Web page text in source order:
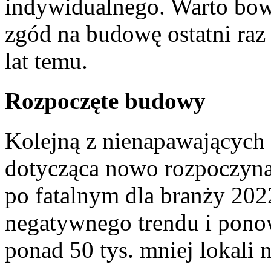
indywidualnego. Warto
zgód na budowę ostatni
lat temu.
Rozpoczęte budowy
Kolejną z
dotycząca nowo
po fatalnym dla branży
negatywnego trendu i
ponad 50 tys. mniej lokali